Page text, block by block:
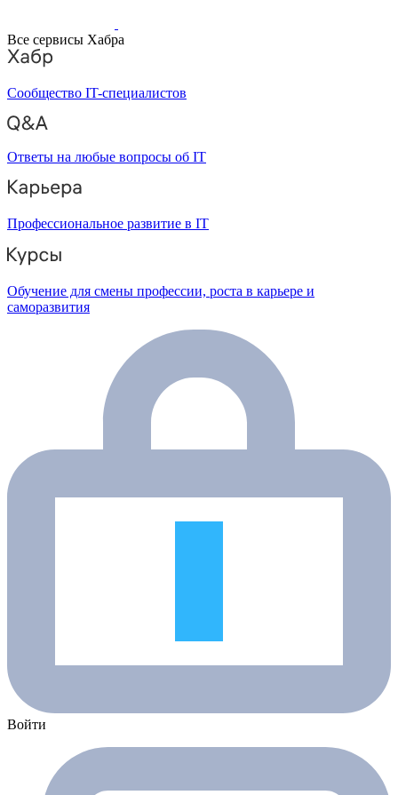
Все сервисы Хабра
Сообщество IT-специалистов
Ответы на любые вопросы об IT
Профессиональное развитие в IT
Обучение для смены профессии, роста в карьере и
саморазвития
Войти